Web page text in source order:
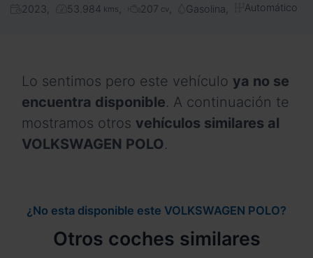
2023 53.984 kms 207 cv Gasolina Automático
Lo sentimos pero este vehículo ya no se
encuentra disponible. A continuación te
mostramos otros vehículos similares al
VOLKSWAGEN POLO.
¿No esta disponible este VOLKSWAGEN POLO?
Otros coches similares